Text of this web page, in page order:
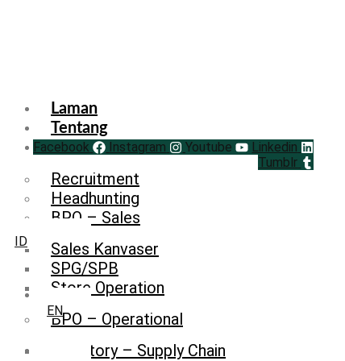
Laman
Tentang
Service
Recruitment
Headhunting
BPO – Sales
Sales Kanvaser
SPG/SPB
Store Operation
BPO – Operational
Inventory – Supply Chain
Facebook Instagram Youtube
Linkedin
Tumblr
ID
EN